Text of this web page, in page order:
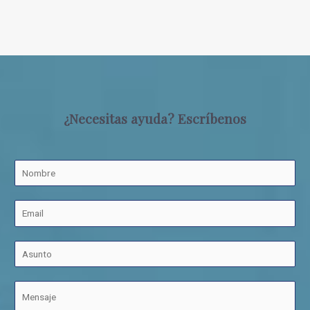
¿Necesitas ayuda? Escríbenos